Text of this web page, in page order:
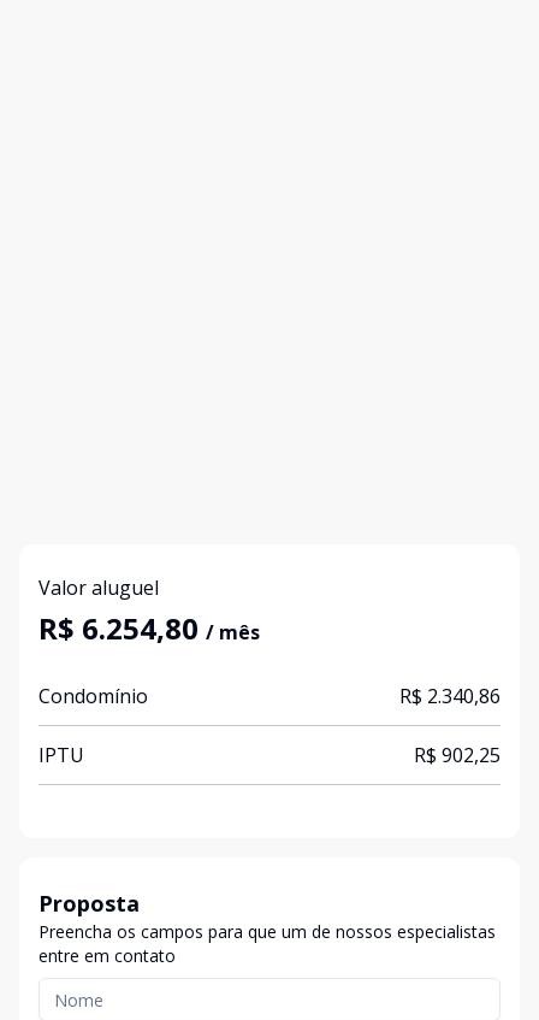
Valor aluguel
R$ 6.254,80 / mês
Condomínio R$ 2.340,86
IPTU R$ 902,25
Proposta
Preencha os campos para que um de nossos especialistas
entre em contato